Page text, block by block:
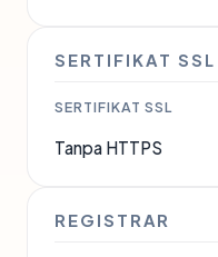
SERTIFIKAT SSL
SERTIFIKAT SSL
Tanpa HTTPS
REGISTRAR